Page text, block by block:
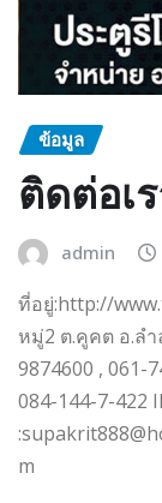
ข้อมูล
ติดต่อเ
admin
ที่อยู่:http://
หมู่2 ต.คูคต อ.ล
9874600 , 061-
084-144-7-422
m